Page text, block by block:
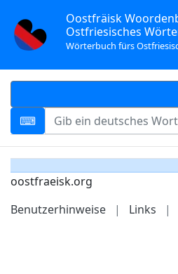
Oostfräisk
Ostfriesisches
Wörterbuch fürs
oostfraeisk.org
Benutzerhinweise
| Links |